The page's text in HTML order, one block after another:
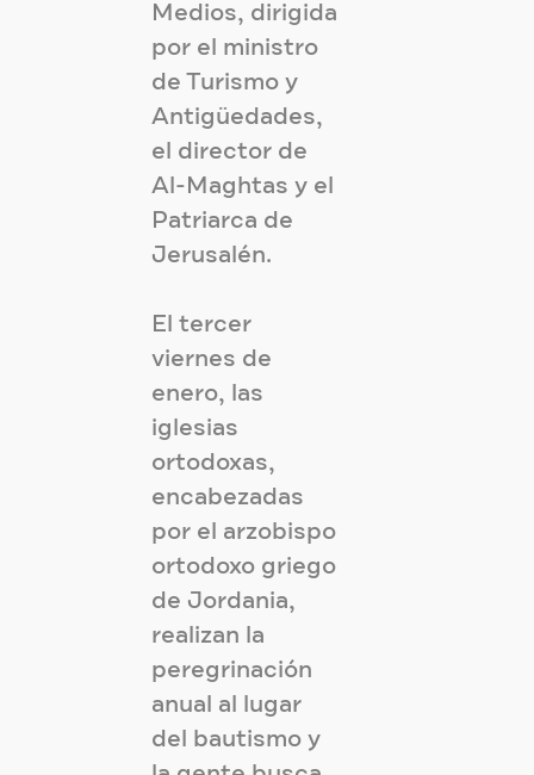
Medios, dirigida
por el ministro
de Turismo y
Antigüedades,
el director de
Al-Maghtas y el
Patriarca de
Jerusalén.
El tercer
viernes de
enero, las
iglesias
ortodoxas,
encabezadas
por el arzobispo
ortodoxo griego
de Jordania,
realizan la
peregrinación
anual al lugar
del bautismo y